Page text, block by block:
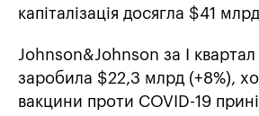
капіталізація досягла $41
Johnson&Johnson за І квартал
заробила $22,3 млрд (+8%),
вакцини проти COVID-19